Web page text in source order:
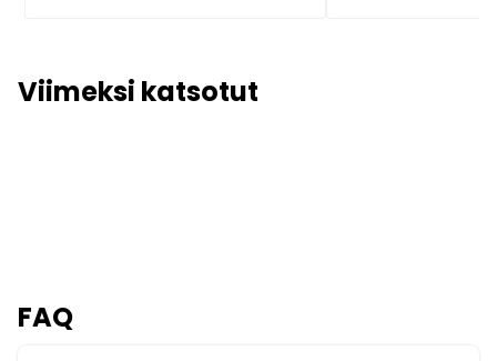
Viimeksi katsotut
FAQ